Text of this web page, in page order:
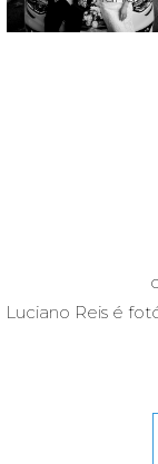
Luciano Reis é